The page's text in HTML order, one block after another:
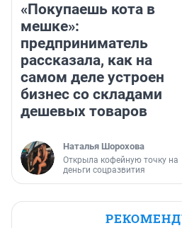
«Покупаешь кота в
мешке»:
предприниматель
рассказала, как на
самом деле устроен
бизнес со складами
дешевых товаров
Наталья Шорохова
Открыла кофейную точку на
деньги соцразвития